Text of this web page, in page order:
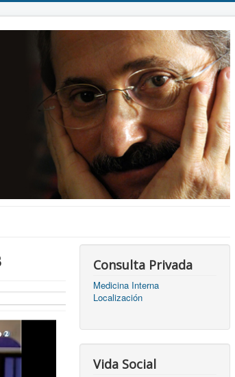
Consulta Privada
Medicina Interna
Localización
Vida Social